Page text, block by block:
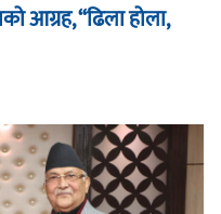
आग्रह, “ढिला होला,